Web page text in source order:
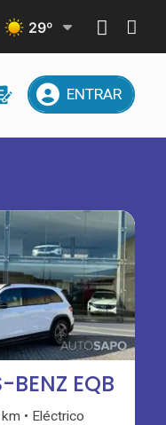
29º
ENTRAR
BENZ EQB
Eléctrico